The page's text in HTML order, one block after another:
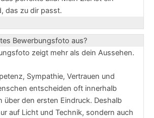
das zu dir passt.
Bewerbungsfoto aus?
zeigt mehr als dein Aussehen.
Sympathie, Vertrauen und
entscheiden oft innerhalb
über den ersten Eindruck. Deshalb
auf Licht und Technik, sondern auch